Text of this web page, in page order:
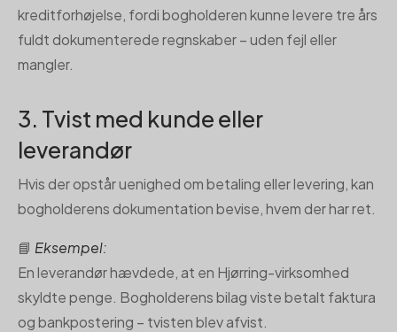
kreditforhøjelse, fordi bogholderen kunne levere tre års
fuldt dokumenterede regnskaber – uden fejl eller
mangler.
3. Tvist med kunde eller
leverandør
Hvis der opstår uenighed om betaling eller levering, kan
bogholderens dokumentation bevise, hvem der har ret.
📘 Eksempel:
En leverandør hævdede, at en Hjørring-virksomhed
skyldte penge. Bogholderens bilag viste betalt faktura
og bankpostering – tvisten blev afvist.